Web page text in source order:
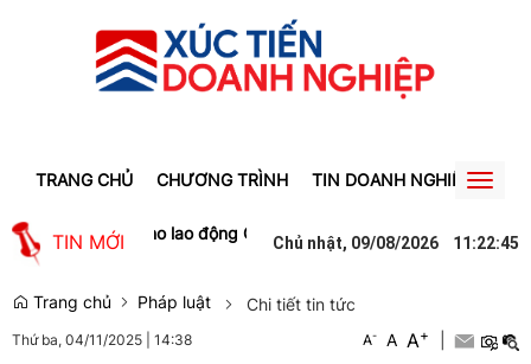
TRANG CHỦ CHƯƠNG TRÌNH TIN DOANH NGHIỆP Toggle
TIN MỚI
tạo việc làm cho lao động Gia Lai Người phụ nữ ở Hưng Yên
Chủ nhật, 09/08/2026 11 :22:45
Trang chủ Pháp luật Chi tiết tin tức
Thứ ba, 04/11/2025 14:38 A- A A+